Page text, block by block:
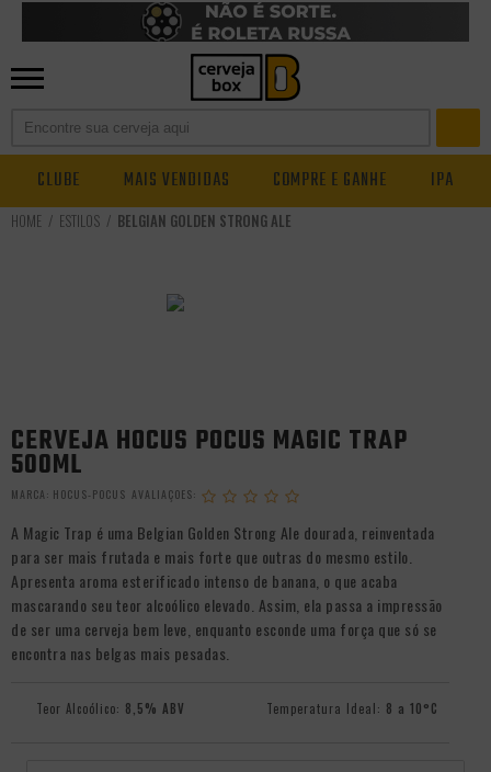
CLUBE MAIS VENDIDAS COMPRE E GANHE IPA
ESTILOS BELGIAN GOLDEN STRONG ALE
CERVEJA HOCUS POCUS MAGIC TRAP
500ML
MARCA: HOCUS-POCUS
A Magic Trap é uma Belgian Golden Strong Ale dourada, reinventada
para ser mais frutada e mais forte que outras do mesmo estilo.
Apresenta aroma esterificado intenso de banana, o que acaba
mascarando seu teor alcoólico elevado. Assim, ela passa a impressão
de ser uma cerveja bem leve, enquanto esconde uma força que só se
encontra nas belgas mais pesadas.
Teor Alcoólico: 8,5% ABV Temperatura Ideal: 8 a 10°C